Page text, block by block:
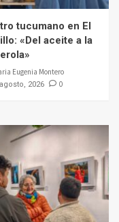
tucumano en El
«Del aceite a la
Eugenia Montero
2026 0